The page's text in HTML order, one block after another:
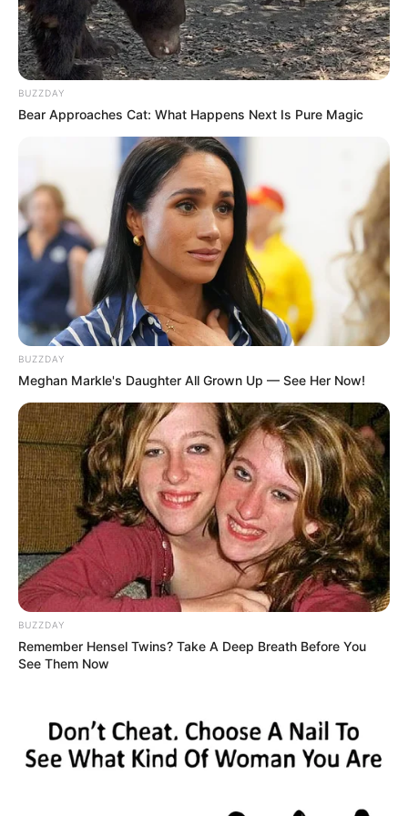
INSPIRASI
BUZZDAY
Bear Approaches Cat: What Happens Next Is Pure Magic
BUZZDAY
Meghan Markle's Daughter All Grown Up — See Her Now!
BUZZDAY
Remember Hensel Twins? Take A Deep Breath Before You
See Them Now